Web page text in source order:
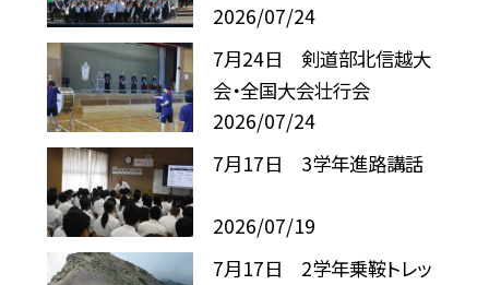
2026/07/24
7月24日 剣道部北信越大
会・全国大会壮行会
2026/07/24
7月17日 3学年進路講話
2026/07/19
7月17日 2学年乗鞍トレッ